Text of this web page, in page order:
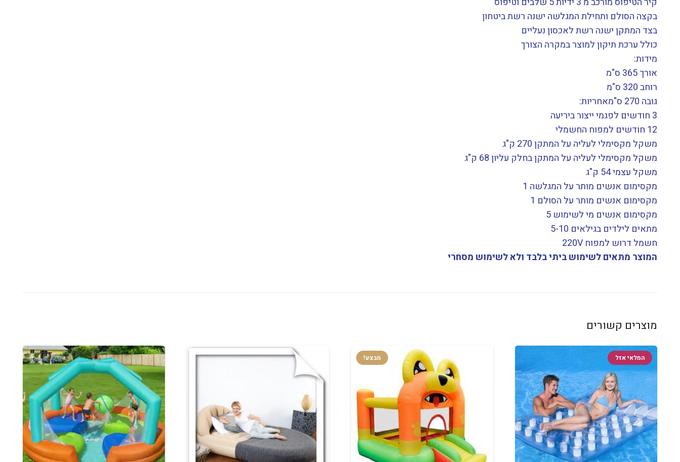
בקצה הסולם ותחילת המגלשה ישנה רשת ביטחון
בצד המתקן ישנה רשת לאכסון נעליים
כולל ערכת תיקון למוצר במקרה הצורך
מידות:
אורך 365 ס"מ
רוחב 320 ס"מ
גובה 270 ס"מאחריות:
3 חודשים לפגמי ייצור ביריעה
12 חודשים למפוח החשמלי
משקל מקסימלי לעליה על המתקן 270 ק"ג
משקל מקסימלי לעליה על המתקן בחלק עליון 68 ק"ג
משקל עצמי 54 ק"ג
מקסימום אנשים מותר על המגלשה 1
מקסימום אנשים מותר על הסולם 1
מקסימום אנשים מי לשימוש 5
מתאים לילדים בגילאים 5-10
חשמל דרוש למפוח 220V
המוצר מתאים לשימוש ביתי בלבד ולא לשימוש מסחרי
מוצרים קשורים
המלאי אזל מבצע!